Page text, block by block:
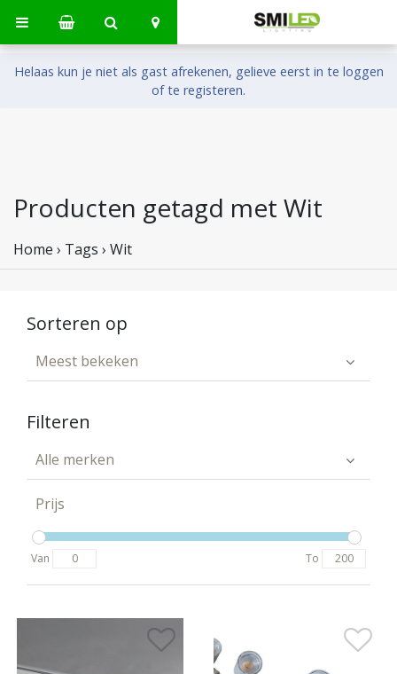
Helaas kun je niet als gast afrekenen, gelieve eerst in te loggen
of te registeren.
Producten getagd met Wit
Home › Tags › Wit
Sorteren op
Meest bekeken
Filteren
Alle merken
Prijs
Van To